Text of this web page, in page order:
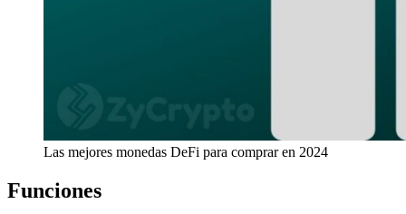
Las mejores monedas DeFi para comprar en 2024
Funciones